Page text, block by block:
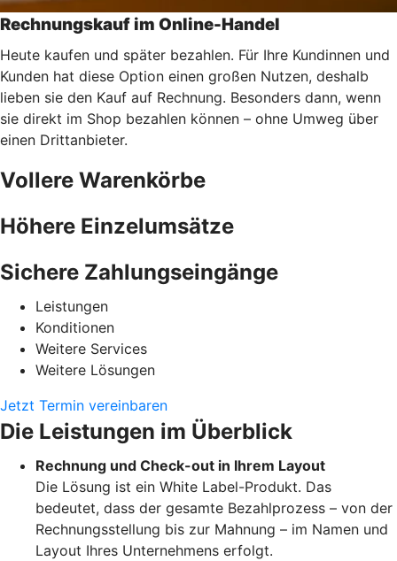
Rechnungskauf im Online-Handel
Heute kaufen und später bezahlen. Für Ihre Kundinnen und
Kunden hat diese Option einen großen Nutzen, deshalb
lieben sie den Kauf auf Rechnung. Besonders dann, wenn
sie direkt im Shop bezahlen können – ohne Umweg über
einen Drittanbieter.
Vollere Warenkörbe
Höhere Einzelumsätze
Sichere Zahlungseingänge
Leistungen
Konditionen
Weitere Services
Weitere Lösungen
Jetzt Termin vereinbaren
Die Leistungen im Überblick
Rechnung und Check-out in Ihrem Layout
Die Lösung ist ein White Label-Produkt. Das
bedeutet, dass der gesamte Bezahlprozess – von der
Rechnungsstellung bis zur Mahnung – im Namen und
Layout Ihres Unternehmens erfolgt.